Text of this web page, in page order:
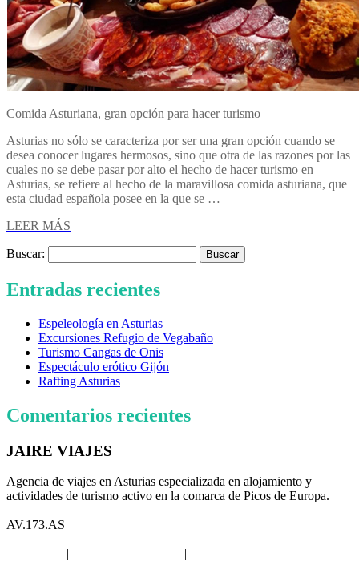
Comida Asturiana, gran opción para hacer turismo
Asturias no sólo se caracteriza por ser una gran opción cuando se
desea conocer lugares hermosos, sino que otra de las razones por las
cuales no se debe pasar por alto el hecho de hacer turismo en
Asturias, se refiere al hecho de la maravillosa comida asturiana, que
esta ciudad española posee en la que se …
LEER MÁS
Buscar:
Entradas recientes
Espeleología en Asturias
Excursiones Refugio de Vegabaño
Turismo Cangas de Onis
Espectáculo erótico Gijón
Rafting Asturias
Comentarios recientes
JAIRE VIAJES
Agencia de viajes en Asturias especializada en alojamiento y
actividades de turismo activo en la comarca de Picos de Europa.
AV.173.AS